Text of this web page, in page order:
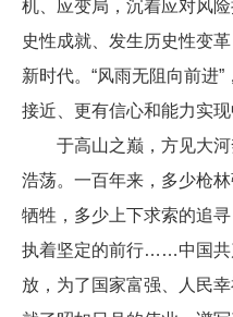
机、应变局，沉着应对风
史性成就、发生历史性变
新时代。“风雨无阻向前进
接近、更有信心和能力实
于高山之巅，方见大河
浩荡。一百年来，多少枪
牺牲，多少上下求索的追
执着坚定的前行……中国共
放，为了国家富强、人民